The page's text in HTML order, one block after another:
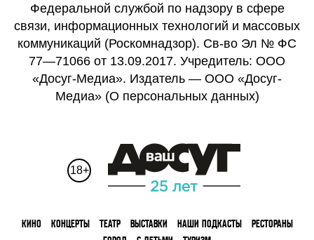
Федеральной службой по надзору в сфере
связи, информационных технологий и массовых
коммуникаций (Роскомнадзор). Св-во Эл № ФС
77—71066 от 13.09.2017. Учредитель: ООО
«Досуг-Медиа». Издатель — ООО «Досуг-
Медиа» (О персональных данных)
18+
КИНО КОНЦЕРТЫ ТЕАТР ВЫСТАВКИ НАШИ ПОДКАСТЫ
РЕСТОРАНЫ